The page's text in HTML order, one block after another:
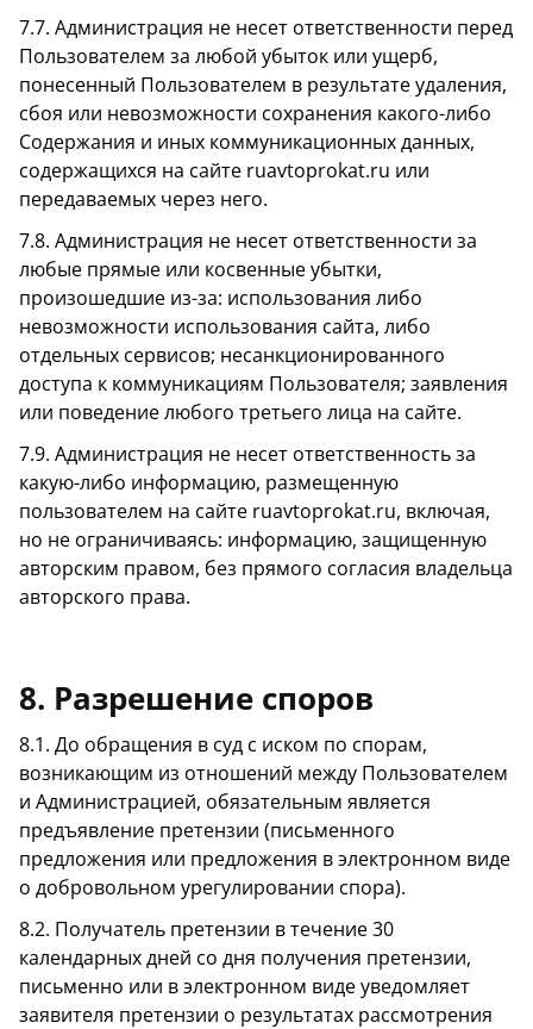
7.7. Администрация не несет ответственности перед
Пользователем за любой убыток или ущерб,
понесенный Пользователем в результате удаления,
сбоя или невозможности сохранения какого-либо
Содержания и иных коммуникационных данных,
содержащихся на сайте ruavtoprokat.ru или
передаваемых через него.
7.8. Администрация не несет ответственности за
любые прямые или косвенные убытки,
произошедшие из-за: использования либо
невозможности использования сайта, либо
отдельных сервисов; несанкционированного
доступа к коммуникациям Пользователя; заявления
или поведение любого третьего лица на сайте.
7.9. Администрация не несет ответственность за
какую-либо информацию, размещенную
пользователем на сайте ruavtoprokat.ru, включая,
но не ограничиваясь: информацию, защищенную
авторским правом, без прямого согласия владельца
авторского права.
8. Разрешение споров
8.1. До обращения в суд с иском по спорам,
возникающим из отношений между Пользователем
и Администрацией, обязательным является
предъявление претензии (письменного
предложения или предложения в электронном виде
о добровольном урегулировании спора).
8.2. Получатель претензии в течение 30
календарных дней со дня получения претензии,
письменно или в электронном виде уведомляет
заявителя претензии о результатах рассмотрения